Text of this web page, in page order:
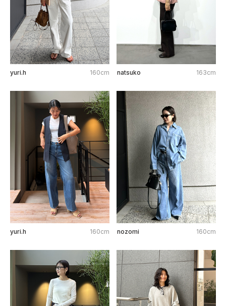
yuri.h 160cm natsuko 163cm
yuri.h 160cm nozomi 160cm